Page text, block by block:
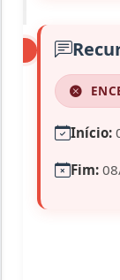
Início:
Fim: